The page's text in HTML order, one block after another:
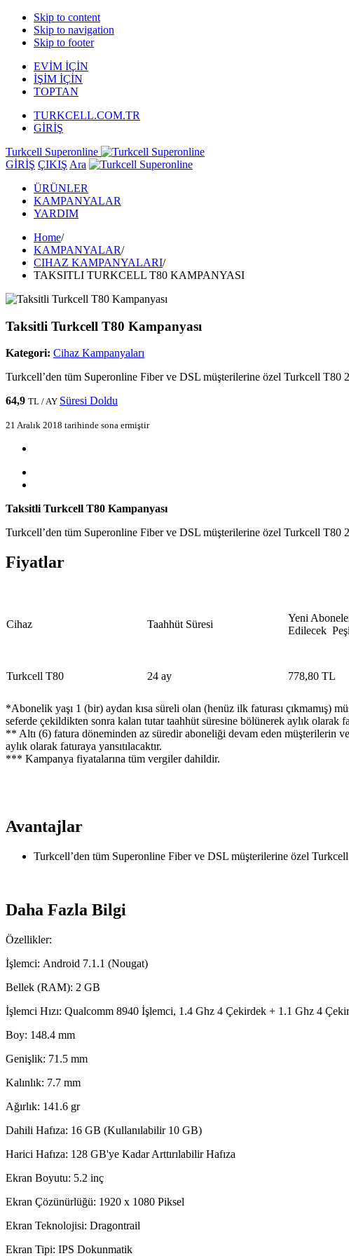
Skip to content
Skip to navigation
Skip to footer
EVİM İÇİN
İŞİM İÇİN
TOPTAN
TURKCELL.COM.TR
GİRİŞ
Turkcell Superonline
GİRİŞ ÇIKIŞ Ara
ÜRÜNLER
KAMPANYALAR
YARDIM
Home/
KAMPANYALAR/
CIHAZ KAMPANYALARI/
TAKSITLI TURKCELL T80 KAMPANYASI
Taksitli Turkcell T80 Kampanyası
Kategori: Cihaz Kampanyaları
Turkcell’den tüm Superonline Fiber ve DSL müşterilerine özel Turkcell T80
64,9 TL / AY Süresi Doldu
21 Aralık 2018 tarihinde sona ermiştir
Taksitli Turkcell T80 Kampanyası
Turkcell’den tüm Superonline Fiber ve DSL müşterilerine özel Turkcell T80
Fiyatlar
​Cihaz ​Taahhüt Süresi
Yeni
Edilecek
Turkcell T80​ ​24 ay​ 778,80 TL​
*Abonelik yaşı 1 (bir) aydan kısa süreli olan (henüz ilk faturası çıkmamış)
seferde çekildikten sonra kalan tutar taahhüt süresine bölünerek aylık olarak
** Altı (6) fatura döneminden az süredir aboneliği devam eden müşterilerin
aylık olarak faturaya yansıtılacaktır.
*** Kampanya fiyatalarına tüm vergiler dahildir.
Avantajlar
​Turkcell’den tüm Superonline Fiber ve DSL müşterilerine özel
Daha Fazla Bilgi
​Özellikler:
İşlemci: Android 7.1.1 (Nougat)
Bellek (RAM): 2 GB
İşlemci Hızı: Qualcomm 8940 İşlemci, 1.4 Ghz 4 Çekirdek + 1.1 Ghz 4
Boy: 148.4 mm
Genişlik: 71.5 mm
Kalınlık: 7.7 mm
Ağırlık: 141.6 gr
Dahili Hafıza: 16 GB (Kullanılabilir 10 GB)
Harici Hafıza: 128 GB'ye Kadar Arttırılabilir Hafıza
Ekran Boyutu: 5.2 inç
Ekran Çözünürlüğü: 1920 x 1080 Piksel
Ekran Teknolojisi: Dragontrail
Ekran Tipi: IPS Dokunmatik